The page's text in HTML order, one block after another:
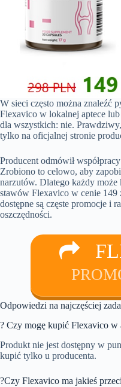
W sieci często można znaleźć
Flexavico w lokalnej aptece
dla wszystkich: nie.
tylko na oficjalnej stronie
Producent odmówił
Zrobiono to celowo, aby
narzutów. Dlatego każdy może
stawów Flexavico w cenie 149
dostępne są częste promocje i
oszczędności.
Odpowiedzi na najczęściej
? Czy mogę kupić Flexavico w
Produkt nie jest dostępny w
kupić tylko u producenta.
?Czy Flexavico ma jakieś